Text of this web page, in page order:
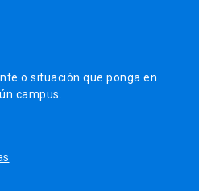
o situación que ponga en
campus.